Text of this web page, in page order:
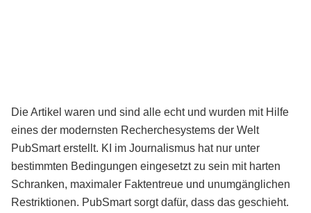
Die Artikel waren und sind alle echt und wurden mit Hilfe
eines der modernsten Recherchesystems der Welt
PubSmart erstellt. KI im Journalismus hat nur unter
bestimmten Bedingungen eingesetzt zu sein mit harten
Schranken, maximaler Faktentreue und unumgänglichen
Restriktionen. PubSmart sorgt dafür, dass das geschieht.